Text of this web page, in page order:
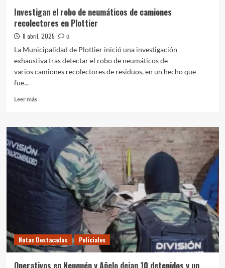
Investigan el robo de neumáticos de camiones
recolectores en Plottier
8 abril, 2025
0
La Municipalidad de Plottier inició una investigación
exhaustiva tras detectar el robo de neumáticos de
varios camiones recolectores de residuos, en un hecho que
fue...
Leer másLeer
Investigan
el
robo
de
neumáticos
de
camiones
recolectores
Notas Destacadas Policiales